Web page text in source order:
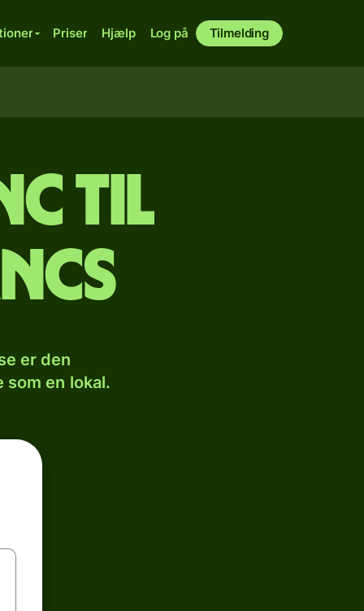
Priser Hjælp Log på Tilmelding
til
er den
en lokal.